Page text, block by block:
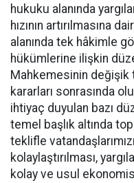
hukuku alanında
hızının artırılmasına
alanında tek hâkimle
hükümlerine ilişkin
Mahkemesinin değişik
kararları sonrasında
ihtiyaç duyulan bazı
temel başlık altında
teklifle
kolaylaştırılması,
kolay ve usul